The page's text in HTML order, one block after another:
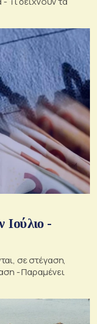
Ιούλιο -
σε στέγαση,
- Παραμένει